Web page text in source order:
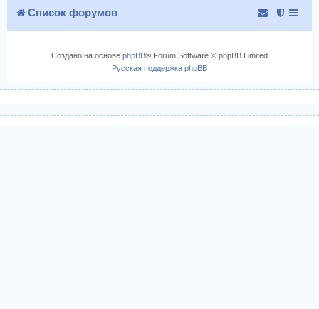
Список форумов
Создано на основе phpBB® Forum Software © phpBB Limited
Русская поддержка phpBB